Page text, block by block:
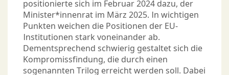
positionierte sich im Februar 2024 dazu, der
Minister*innenrat im März 2025. In wichtigen
Punkten weichen die Positionen der EU-
Institutionen stark voneinander ab.
Dementsprechend schwierig gestaltet sich die
Kompromissfindung, die durch einen
sogenannten Trilog erreicht werden soll. Dabei